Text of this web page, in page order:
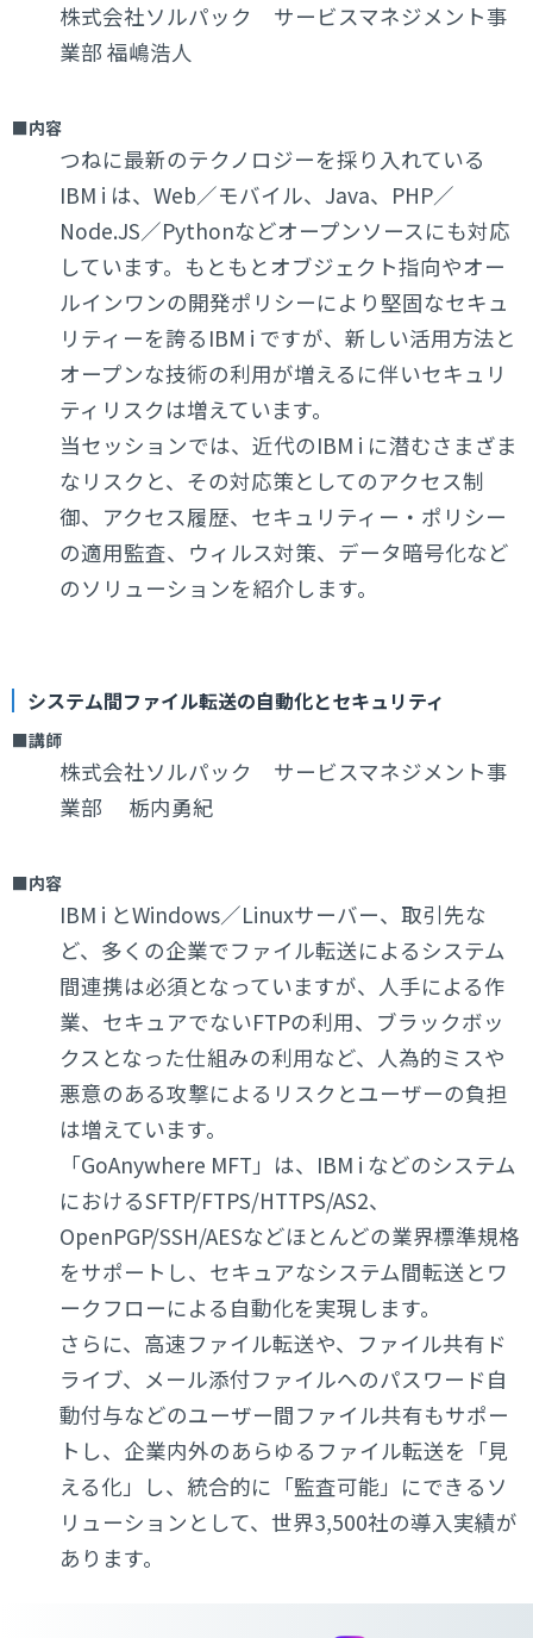
株式会社ソルパック サービスマネジメント事
業部 福嶋浩人
■内容
つねに最新のテクノロジーを採り入れている
IBM i は、Web／モバイル、Java、PHP／
Node.JS／Pythonなどオープンソースにも対応
しています。もともとオブジェクト指向やオー
ルインワンの開発ポリシーにより堅固なセキュ
リティーを誇るIBM i ですが、新しい活用方法と
オープンな技術の利用が増えるに伴いセキュリ
ティリスクは増えています。
当セッションでは、近代のIBM i に潜むさまざま
なリスクと、その対応策としてのアクセス制
御、アクセス履歴、セキュリティー・ポリシー
の適用監査、ウィルス対策、データ暗号化など
のソリューションを紹介します。
システム間ファイル転送の自動化とセキュリティ
■講師
株式会社ソルパック サービスマネジメント事
業部 栃内勇紀
■内容
IBM i とWindows／Linuxサーバー、取引先な
ど、多くの企業でファイル転送によるシステム
間連携は必須となっていますが、人手による作
業、セキュアでないFTPの利用、ブラックボッ
クスとなった仕組みの利用など、人為的ミスや
悪意のある攻撃によるリスクとユーザーの負担
は増えています。
「GoAnywhere MFT」は、IBM i などのシステム
におけるSFTP/FTPS/HTTPS/AS2、
OpenPGP/SSH/AESなどほとんどの業界標準規格
をサポートし、セキュアなシステム間転送とワ
ークフローによる自動化を実現します。
さらに、高速ファイル転送や、ファイル共有ド
ライブ、メール添付ファイルへのパスワード自
動付与などのユーザー間ファイル共有もサポー
トし、企業内外のあらゆるファイル転送を「見
える化」し、統合的に「監査可能」にできるソ
リューションとして、世界3,500社の導入実績が
あります。